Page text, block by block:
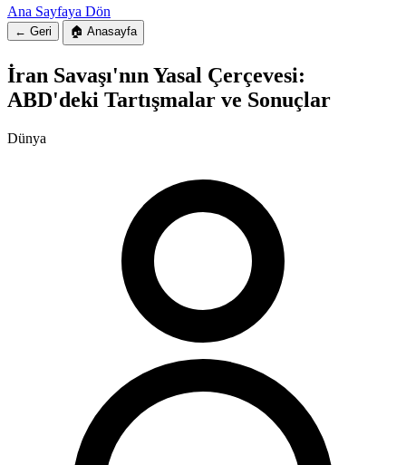
Ana Sayfaya Dön
← Geri 🏠 Anasayfa
İran Savaşı'nın Yasal Çerçevesi:
ABD'deki Tartışmalar ve Sonuçlar
Dünya